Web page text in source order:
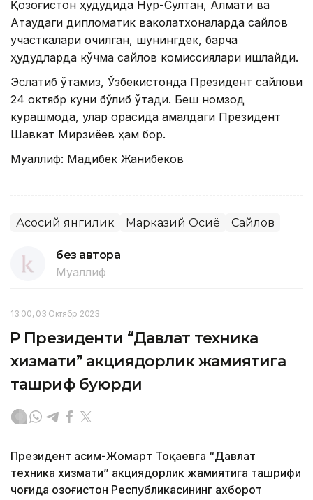
Қозоғистон ҳудудида Нур-Султан, Алмати ва
Ақтаудаги дипломатик ваколатхоналарда сайлов
участкалари очилган, шунингдек, барча
ҳудудларда кўчма сайлов комиссиялари ишлайди.
Эслатиб ўтамиз, Ўзбекистонда Президент сайлови
24 октябр куни бўлиб ўтади. Беш номзод
курашмоқда, улар орасида амалдаги Президент
Шавкат Мирзиёев ҳам бор.
Муаллиф: Мадибек Жанибеков
Асосий янгилик Марказий Осиё Сайлов
без автора
Муаллиф
13:00, 03 Октябр 2023
ҚР Президенти “Давлат техника
хизмати” акциядорлик жамиятига
ташриф буюрди
Президент Қасим-Жомарт Тоқаевга “Давлат
техника хизмати” акциядорлик жамиятига ташрифи
чоғида Қозоғистон Республикасининг ахборот